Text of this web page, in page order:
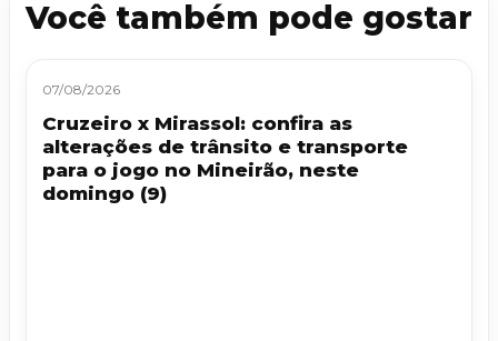
Você também pode gostar
07/08/2026
Cruzeiro x Mirassol: confira as
alterações de trânsito e transporte
para o jogo no Mineirão, neste
domingo (9)